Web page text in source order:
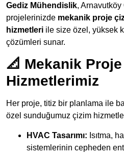
Gediz Mühendislik,
projelerinizde mekanik proje
hizmetleri ile size özel, yüksek
çözümleri sunar.
📐 Mekanik
Hizmetlerimiz
Her proje, titiz bir planlama ile
özel sunduğumuz çizim
HVAC Tasarımı: Isıtma,
sistemlerinin cepheden